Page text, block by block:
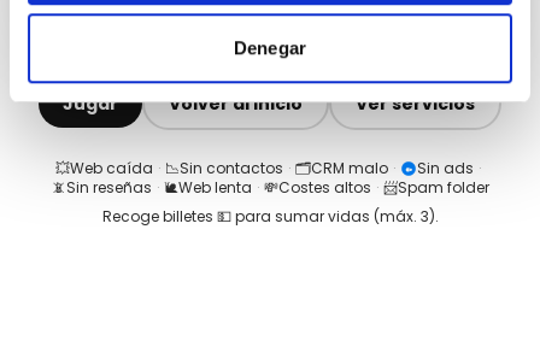
Denegar
Jugar Volver al inicio Ver servicios
💥Web caída · 📉Sin contactos · 🗂️CRM malo · Sin ads ·
📵Sin reseñas · 🐌Web lenta · 💸Costes altos · 📨Spam folder
Recoge billetes 💵 para sumar vidas (máx. 3).